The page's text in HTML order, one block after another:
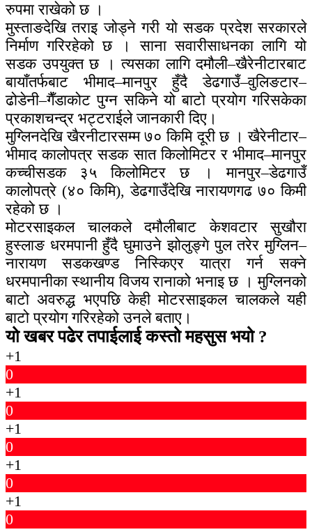
रुपमा राखेको छ ।
मुस्ताङदेखि तराइ जोड्ने गरी यो सडक प्रदेश सरकारले
निर्माण गरिरहेको छ । साना सवारीसाधनका लागि यो
सडक उपयुक्त छ । त्यसका लागि दमौली–खैरेनीटारबाट
बायाँतर्फबाट भीमाद–मानपुर हुँदै डेढगाउँ–वुलिङटार–
ढोडेनी–गैँडाकोट पुग्न सकिने यो बाटो प्रयोग गरिसकेका
प्रकाशचन्द्र भट्टराईले जानकारी दिए।
मुग्लिनदेखि खैरनीटारसम्म ७० किमि दूरी छ । खैरेनीटार–
भीमाद कालोपत्र सडक सात किलोमिटर र भीमाद–मानपुर
कच्चीसडक ३५ किलोमिटर छ । मानपुर–डेढगाउँ
कालोपत्रे (४० किमि), डेढगाउँदेखि नारायणगढ ७० किमी
रहेको छ ।
मोटरसाइकल चालकले दमौलीबाट केशवटार सुखौरा
हुस्लाङ धरमपानी हुँदै घुमाउने झोलुङ्गे पुल तरेर मुग्लिन–
नारायण सडकखण्ड निस्किएर यात्रा गर्न सक्ने
धरमपानीका स्थानीय विजय रानाको भनाइ छ । मुग्लिनको
बाटो अवरुद्ध भएपछि केही मोटरसाइकल चालकले यही
बाटो प्रयोग गरिरहेको उनले बताए।
यो खबर पढेर तपाईलाई कस्तो महसुस भयो ?
+1
0
+1
0
+1
0
+1
0
+1
0